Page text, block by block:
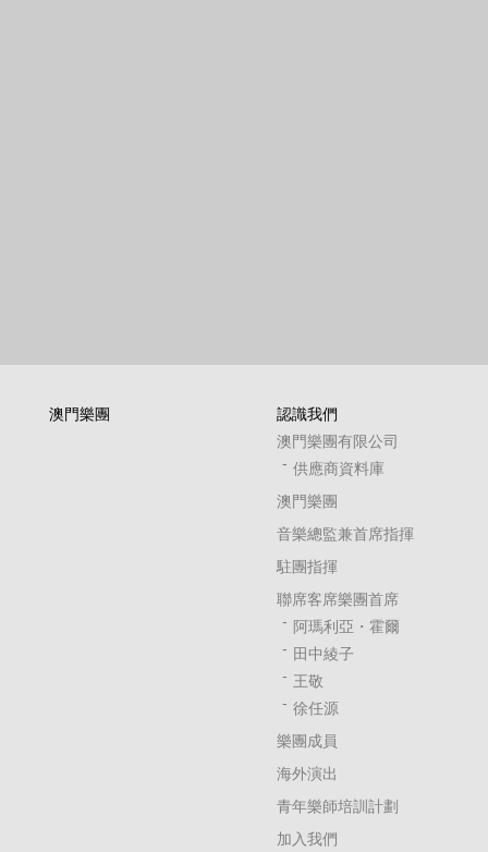
澳門樂團
認識我們
澳門樂團有限公司
供應商資料庫
澳門樂團
音樂總監兼首席指揮
駐團指揮
聯席客席樂團首席
阿瑪利亞・霍爾
田中綾子
王敬
徐任源
樂團成員
海外演出
青年樂師培訓計劃
加入我們